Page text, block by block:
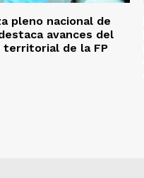
pleno nacional de
avances del
de la FP